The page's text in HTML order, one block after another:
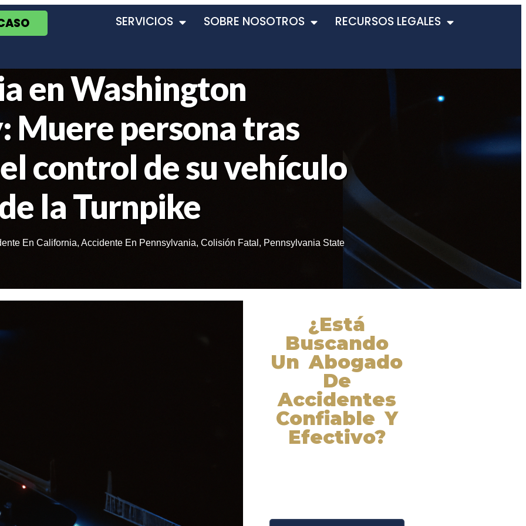
SERVICIOS SOBRE NOSOTROS RECURSOS LEGALES
en Washington
Muere persona tras
control de su vehículo
la Turnpike
En California, Accidente En Pennsylvania, Colisión Fatal , Pennsylvania State
¿Está
Buscando
Un Abogado
De
Accidentes
Confiable Y
Efectivo?